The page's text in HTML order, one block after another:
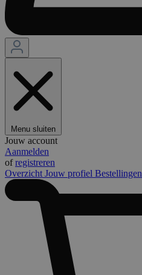
Menu sluiten
Jouw account
Aanmelden
ofregistreren
Overzicht Jouw profiel Bestellingen